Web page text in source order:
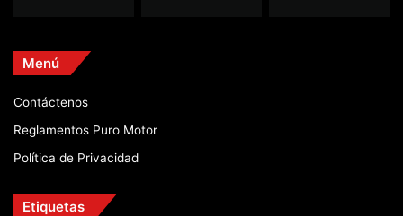
Menú
Contáctenos
Reglamentos Puro Motor
Política de Privacidad
Etiquetas